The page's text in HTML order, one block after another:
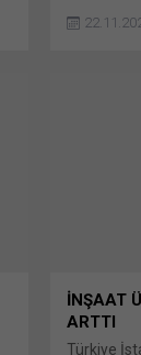
görevine
İNŞAAT
ARTTI
Türkiye